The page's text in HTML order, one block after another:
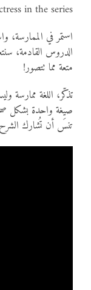
in the series.”
استمر في الممارسة،
الدروس القادمة،
متعة مما تتصور!
تذكّر، اللغة ممارسة
صيغة واحدة بشكل
تنسَ أن تُشارك الشرح